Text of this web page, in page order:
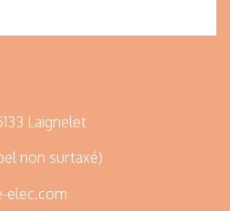
Laignelet
non surtaxé)
elec.com